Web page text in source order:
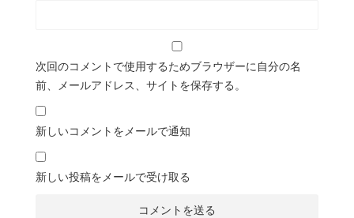
次回のコメントで使用するためブラウザーに自分の名
前、メールアドレス、サイトを保存する。
新しいコメントをメールで通知
新しい投稿をメールで受け取る